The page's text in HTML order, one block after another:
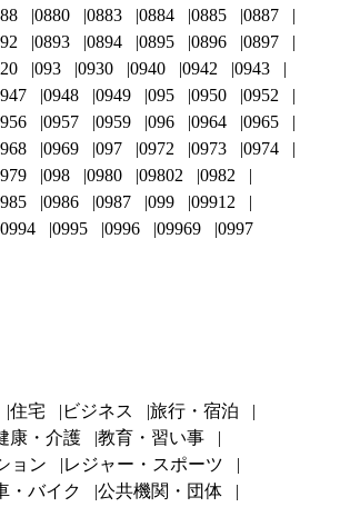
0880 0883 0884 0885
0887
0893 0894 0895 0896
0897
093 0930 0940 0942
0943
0948 0949 095 0950
0952
0957 0959 096 0964
0965
0969 097 0972 0973
0974
098 0980 09802
0982
0986 0987 099
09912
0994 0995 0996 09969 0997
住宅 ビジネス
旅行・宿泊
康・介護
教育・習い事
ョン
レジャー・スポーツ
・バイク
公共機関・団体